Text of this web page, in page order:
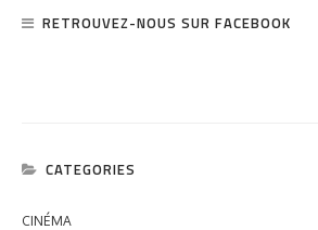
RETROUVEZ-NOUS SUR FACEBOOK
CATEGORIES
CINÉMA